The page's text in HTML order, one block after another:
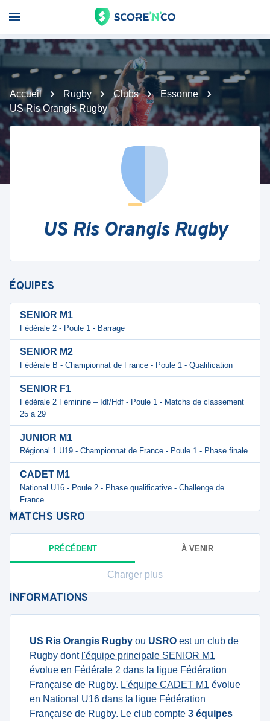
Accueil Rugby Clubs
Essonne
US Ris Orangis Rugby
US Ris Orangis Rugby
ÉQUIPES
SENIOR M1
Fédérale 2 - Poule 1 - Barrage
SENIOR M2
Fédérale B - Championnat de France - Poule 1 - Qualification
SENIOR F1
Fédérale 2 Féminine – Idf/Hdf - Poule 1 - Matchs de classement
25 a 29
JUNIOR M1
Régional 1 U19 - Championnat de France - Poule 1 - Phase finale
CADET M1
National U16 - Poule 2 - Phase qualificative - Challenge de
France
MATCHS USRO
PRÉCÉDENT À VENIR
Charger plus
INFORMATIONS
US Ris Orangis Rugby ou USRO est un club de
Rugby dont l'équipe principale SENIOR M1
évolue en Fédérale 2 dans la ligue Fédération
Française de Rugby. L'équipe CADET M1 évolue
en National U16 dans la ligue Fédération
Française de Rugby. Le club compte 3 équipes